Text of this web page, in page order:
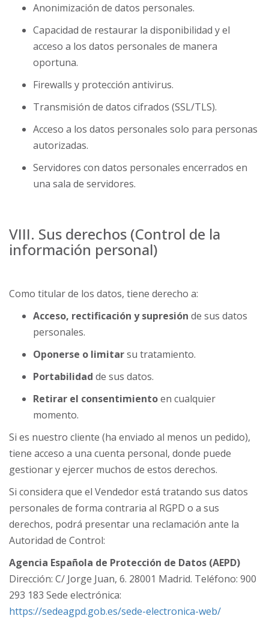
Anonimización de datos personales.
Capacidad de restaurar la disponibilidad y el
acceso a los datos personales de manera
oportuna.
Firewalls y protección antivirus.
Transmisión de datos cifrados (SSL/TLS).
Acceso a los datos personales solo para personas
autorizadas.
Servidores con datos personales encerrados en
una sala de servidores.
VIII. Sus derechos (Control de la
información personal)
Como titular de los datos, tiene derecho a:
Acceso, rectificación y supresión de sus datos
personales.
Oponerse o limitarsu tratamiento.
Portabilidad de sus datos.
Retirar el consentimientoen cualquier
momento.
Si es nuestro cliente (ha enviado al menos un pedido),
tiene acceso a una cuenta personal, donde puede
gestionar y ejercer muchos de estos derechos.
Si considera que el Vendedor está tratando sus datos
personales de forma contraria al RGPD o a sus
derechos, podrá presentar una reclamación ante la
Autoridad de Control:
Agencia Española de Protección de Datos (AEPD)
Dirección: C/ Jorge Juan, 6. 28001 Madrid. Teléfono: 900
293 183 Sede electrónica:
https://sedeagpd.gob.es/sede-electronica-web/